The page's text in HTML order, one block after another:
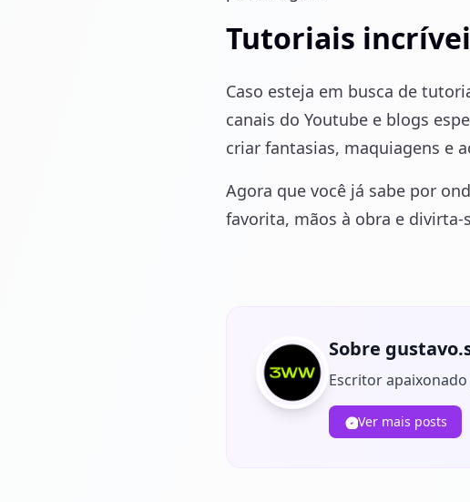
Tutoriais
Caso esteja em busca de
canais do Youtube e blogs
criar fantasias, maquiagens e
Agora que você já sabe por
favorita, mãos à obra e
Sobre
Escritor
Ver mais posts